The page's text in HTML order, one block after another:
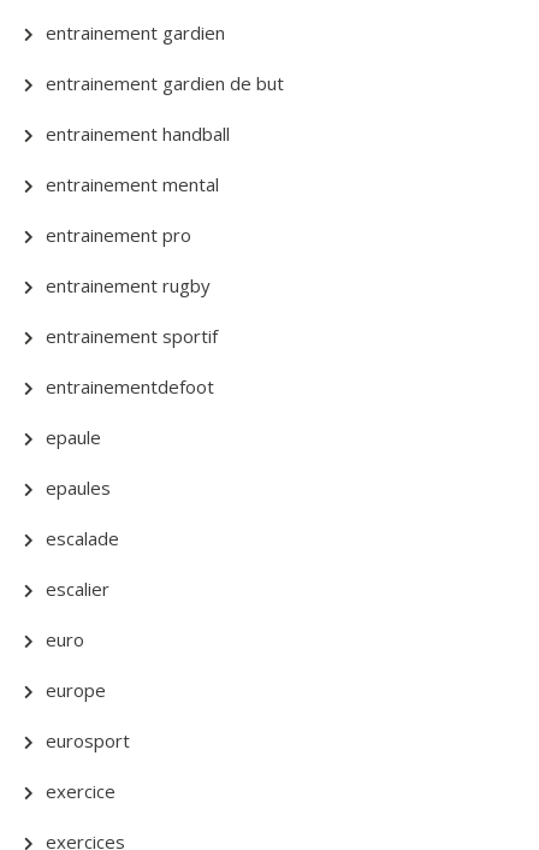
entrainement gardien
entrainement gardien de but
entrainement handball
entrainement mental
entrainement pro
entrainement rugby
entrainement sportif
entrainementdefoot
epaule
epaules
escalade
escalier
euro
europe
eurosport
exercice
exercices